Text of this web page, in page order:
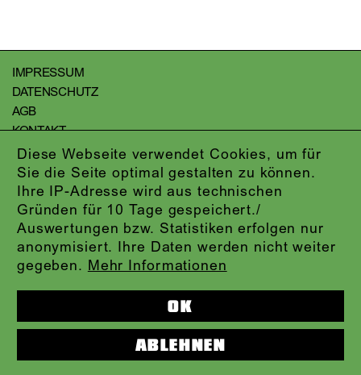
Diese Webseite verwendet Cookies, um für
Sie die Seite optimal gestalten zu können.
Ihre IP-Adresse wird aus technischen
Gründen für 10 Tage gespeichert./
Auswertungen bzw. Statistiken erfolgen nur
anonymisiert. Ihre Daten werden nicht weiter
gegeben. Mehr Informationen
OK
ABLEHNEN
IMPRESSUM
DATENSCHUTZ
AGB
KONTAKT
ABO-LOGIN
PRESSE
NEWSLETTER
AUDIOFORMATE
KARTENTELEFON: 069.212.49.49.4